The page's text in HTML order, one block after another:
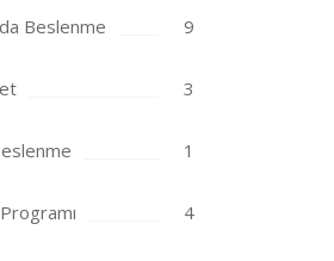
Beslenme 9
3
1
4